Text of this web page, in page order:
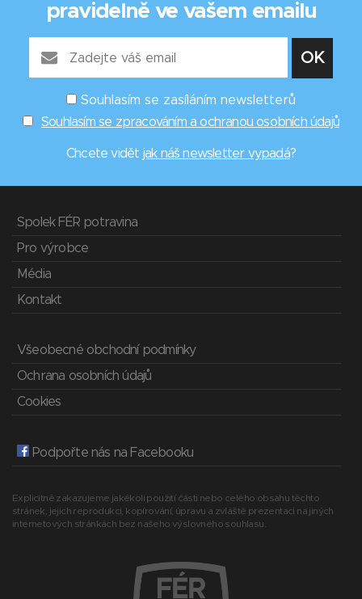
pravidelně ve vašem emailu
Souhlasím se zasíláním newsletterů
Souhlasím se zpracováním a ochranou osobních údajů
Chcete vidět jak náš newsletter vypadá?
Spolek FÉR potravina
Pro výrobce
Média
Kontakt
Všeobecné obchodní podmínky
Ochrana osobních údajů
Cookies
Podpořte nás na Facebooku
Explicitně zakazujeme jakékoli použití části nebo celého obsahu těchto
stránek, jejich reprodukci, kopírování, úpravu a zvláště prezentaci na jiných
internetových stránkách bez našeho výslovného souhlasu.